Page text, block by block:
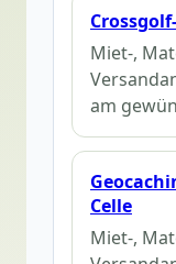
Miet-,
am
Celle
Miet-,